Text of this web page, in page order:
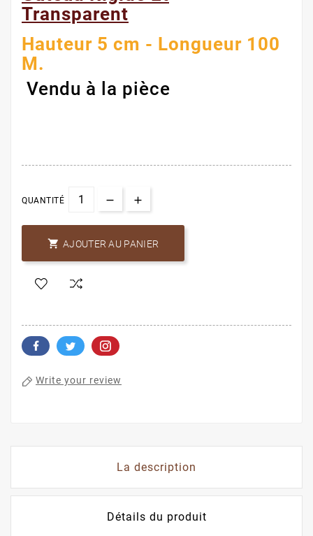
Transparent
Hauteur 5 cm - Longueur 100
M.
Vendu à la pièce
QUANTITÉ
 AJOUTER AU PANIER
Write your review
La description
Détails du produit